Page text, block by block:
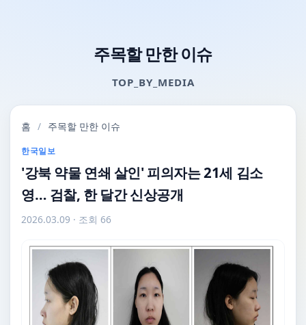
주목할 만한 이슈
TOP_BY_MEDIA
홈 / 주목할 만한 이슈
한국일보
'강북 약물 연쇄 살인' 피의자는 21세 김소
영… 검찰, 한 달간 신상공개
2026.03.09 · 조회 66